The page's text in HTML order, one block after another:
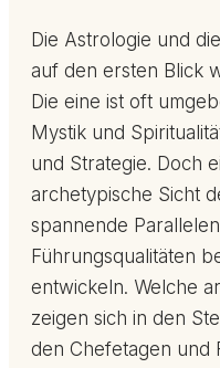
Die Astrologie und
auf den ersten Blick
Die eine ist oft
Mystik und
und Strategie. Doch
archetypische Sicht
spannende
Führungsqualitäten
entwickeln. Welche
zeigen sich in den
den Chefetagen und